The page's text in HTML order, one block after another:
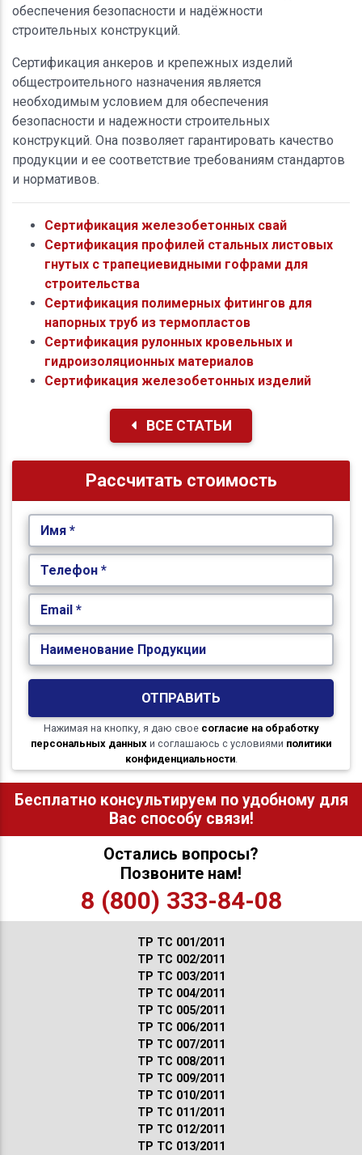
обеспечения безопасности и надёжности
строительных конструкций.
Сертификация анкеров и крепежных изделий
общестроительного назначения является
необходимым условием для обеспечения
безопасности и надежности строительных
конструкций. Она позволяет гарантировать качество
продукции и ее соответствие требованиям стандартов
и нормативов.
Сертификация железобетонных свай
Сертификация профилей стальных листовых
гнутых с трапециевидными гофрами для
строительства
Сертификация полимерных фитингов для
напорных труб из термопластов
Сертификация рулонных кровельных и
гидроизоляционных материалов
Сертификация железобетонных изделий
ВСЕ СТАТЬИ
Рассчитать стоимость
Имя *
Телефон *
Email *
Наименование Продукции
ОТПРАВИТЬ
Нажимая на кнопку, я даю свое согласие на обработку
персональных данных и соглашаюсь с условиями политики
конфиденциальности.
Бесплатно консультируем по удобному для
Вас способу связи!
Остались вопросы?
Позвоните нам!
8 (800) 333-84-08
ТР ТС 001/2011
ТР ТС 002/2011
ТР ТС 003/2011
ТР ТС 004/2011
ТР ТС 005/2011
ТР ТС 006/2011
ТР ТС 007/2011
ТР ТС 008/2011
ТР ТС 009/2011
ТР ТС 010/2011
ТР ТС 011/2011
ТР ТС 012/2011
ТР ТС 013/2011